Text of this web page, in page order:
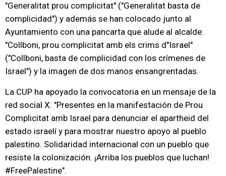
"Generalitat prou complicitat" ("Generalitat basta de
complicidad") y además se han colocado junto al
Ayuntamiento con una pancarta que alude al alcalde:
"Collboni, prou complicitat amb els crims d"Israel"
("Collboni, basta de complicidad con los crímenes de
Israel") y la imagen de dos manos ensangrentadas.
La CUP ha apoyado la convocatoria en un mensaje de la
red social X: "Presentes en la manifestación de Prou
Complicitat amb Israel para denunciar el apartheid del
estado israelí y para mostrar nuestro apoyo al pueblo
palestino. Solidaridad internacional con un pueblo que
resiste la colonización. ¡Arriba los pueblos que luchan!
#FreePalestine".